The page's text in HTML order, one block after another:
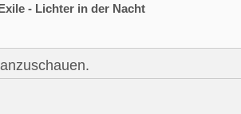
- Lichter in der Nacht